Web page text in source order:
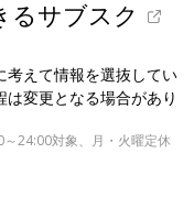
るサブスク
考えて情報を選抜してい
変更となる場合があり
24:00対象、月・火曜定休